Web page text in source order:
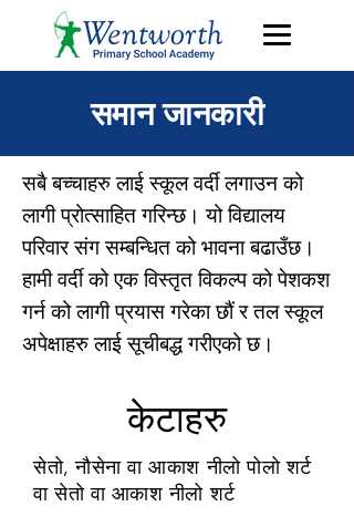
समान जानकारी
सबै बच्चाहरु लाई स्कूल वर्दी लगाउन को
लागी प्रोत्साहित गरिन्छ। यो विद्यालय
परिवार संग सम्बन्धित को भावना बढाउँछ।
हामी वर्दी को एक विस्तृत विकल्प को पेशकश
गर्न को लागी प्रयास गरेका छौं र तल स्कूल
अपेक्षाहरु लाई सूचीबद्ध गरीएको छ।
केटाहरु
सेतो, नौसेना वा आकाश नीलो पोलो शर्ट
वा सेतो वा आकाश नीलो शर्ट